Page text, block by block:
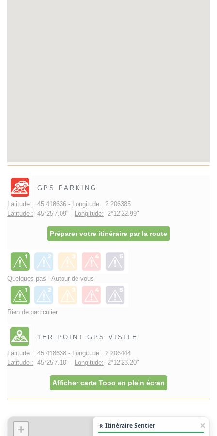
GPS PARKING
Latitude : 45.418636 - Longitude: 2.206385
Latitude : 45°25'7.09" - Longitude: 2°12'22.99"
Préparer votre itinéraire par la route
Quelques pas - Autour de vous
Rien de particulier
1ER POINT GPS VISITE
Latitude : 45.418638 - Longitude: 2.206444
Latitude : 45°25'7.10" - Longitude: 2°12'23.20"
Afficher carte Topo en plein écran
+
🚶 Itinéraire Sentier